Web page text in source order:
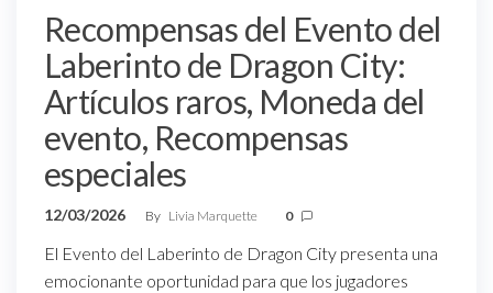
Recompensas del Evento del
Laberinto de Dragon City:
Artículos raros, Moneda del
evento, Recompensas
especiales
12/03/2026 By Livia Marquette 0
El Evento del Laberinto de Dragon City presenta una
emocionante oportunidad para que los jugadores